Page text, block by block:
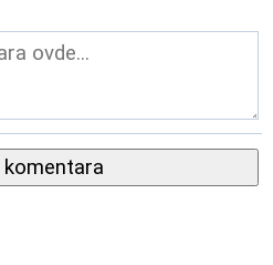
komentara